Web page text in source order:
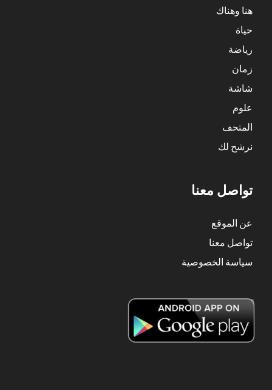
هنا وهناك
حياة
رياضة
زمان
شاشة
علوم
المتحف
نرشح لك
تواصل معنا
عن الموقع
تواصل معنا
سياسة الخصوصية